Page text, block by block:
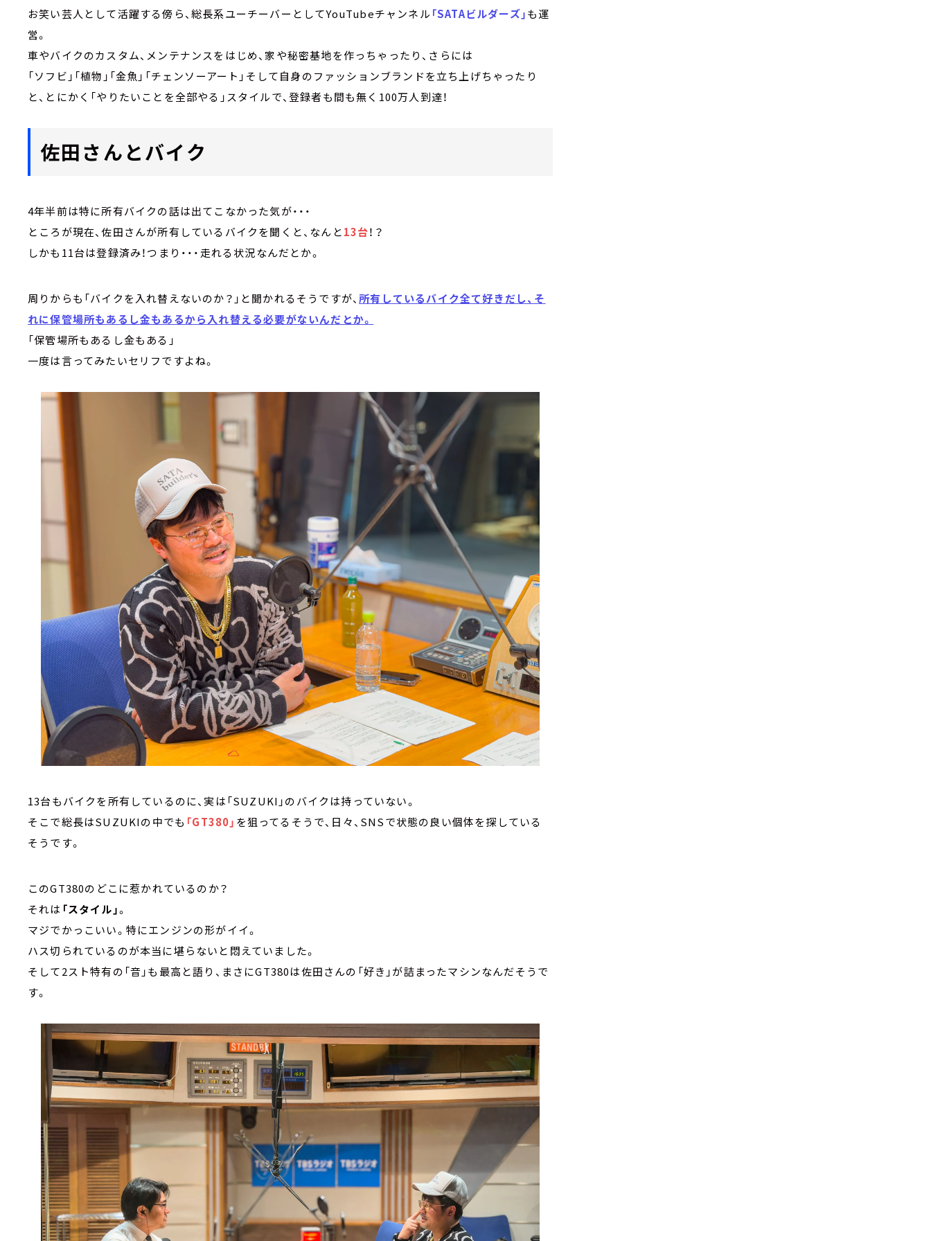
お笑い芸人として活躍する傍ら、総長系ユーチーバーとしてYouTubeチャンネル 「SATAビルダーズ」も運
営。
車やバイクのカスタム、メンテナンスをはじめ、家や秘密基地を作っちゃったり、さらには
「ソフビ」「植物」「金魚」「チェンソーアート」そして自身のファッションブランドを立ち上げちゃったり
と、とにかく「やりたいことを全部やる」スタイルで、登録者も間も無く100万人到達！
佐田さんとバイク
4年半前は特に所有バイクの話は出てこなかった気が・・・
ところが現在、佐田さんが所有しているバイクを聞くと、なんと13台！？
しかも11台は登録済み！つまり・・・走れる状況なんだとか。
周りからも「バイクを入れ替えないのか？」と聞かれるそうですが、 所有しているバイク全て好きだし、そ
れに保管場所もあるし金もあるから入れ替える必要がないんだとか。
「保管場所もあるし金もある」
一度は言ってみたいセリフですよね。
13台もバイクを所有しているのに、実は「SUZUKI」のバイクは持っていない。
そこで総長はSUZUKIの中でも 「GT380」 を狙ってるそうで、日々、SNSで状態の良い個体を探している
そうです。
このGT380のどこに惹かれているのか？
それは 「スタイル」。
マジでかっこいい。特にエンジンの形がイイ。
ハス切られているのが本当に堪らないと悶えていました。
そして2スト特有の「音」も最高と語り、まさにGT380は佐田さんの「好き」が詰まったマシンなんだそうで
す。